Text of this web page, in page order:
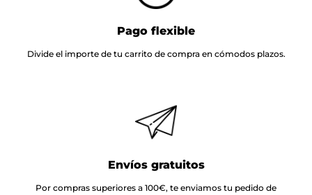
Pago flexible
Divide el importe de tu carrito de compra en cómodos plazos.
Envíos gratuitos
Por compras superiores a 100€, te enviamos tu pedido de